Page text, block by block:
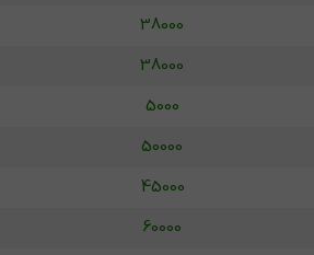
38000
38000
5000
50000
45000
60000